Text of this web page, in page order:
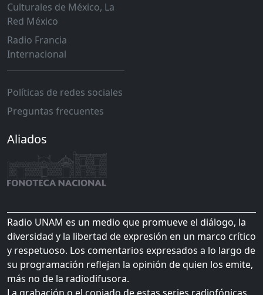
Culturales de México, La
Red México
Radio Francia
Internacional
Políticas de redes sociales
Preguntas frecuentes
Aliados
Radio UNAM es un medio que promueve el diálogo, la
diversidad y la libertad de expresión en un marco crítico
y respetuoso. Los comentarios expresados a lo largo de
su programación reflejan la opinión de quien los emite,
más no de la radiodifusora.